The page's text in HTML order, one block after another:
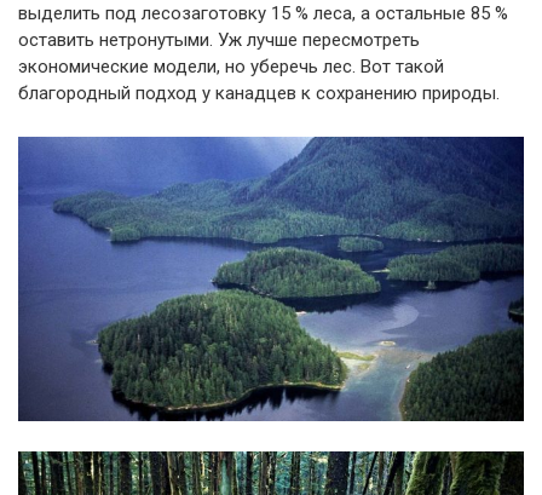
выделить под лесозаготовку 15 % леса, а остальные 85 %
оставить нетронутыми. Уж лучше пересмотреть
экономические модели, но уберечь лес. Вот такой
благородный подход у канадцев к сохранению природы.